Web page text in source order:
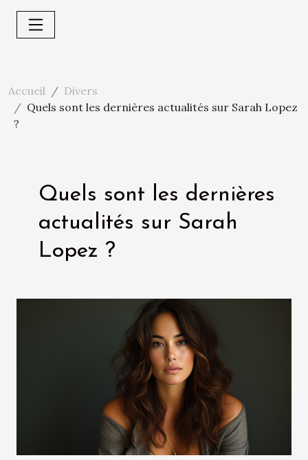
Accueil
Divers
Quels sont les dernières actualités sur Sarah Lopez
?
Quels sont les dernières
actualités sur Sarah
Lopez ?